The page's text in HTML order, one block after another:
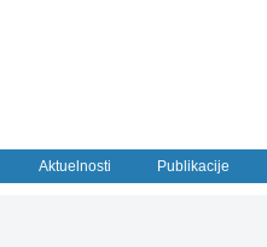
Aktuelnosti Publikacije